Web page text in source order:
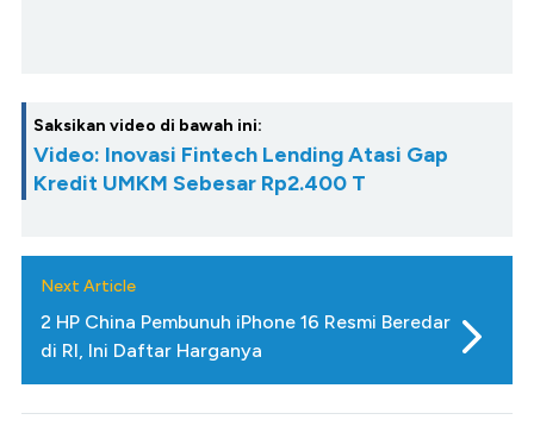
Saksikan video di bawah ini:
Video: Inovasi Fintech Lending Atasi Gap
Kredit UMKM Sebesar Rp2.400 T
Next Article
2 HP China Pembunuh iPhone 16 Resmi Beredar
di RI, Ini Daftar Harganya